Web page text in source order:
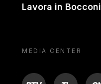
Lavora in Bocconi
MEDIA CENTER
BTV TL ON